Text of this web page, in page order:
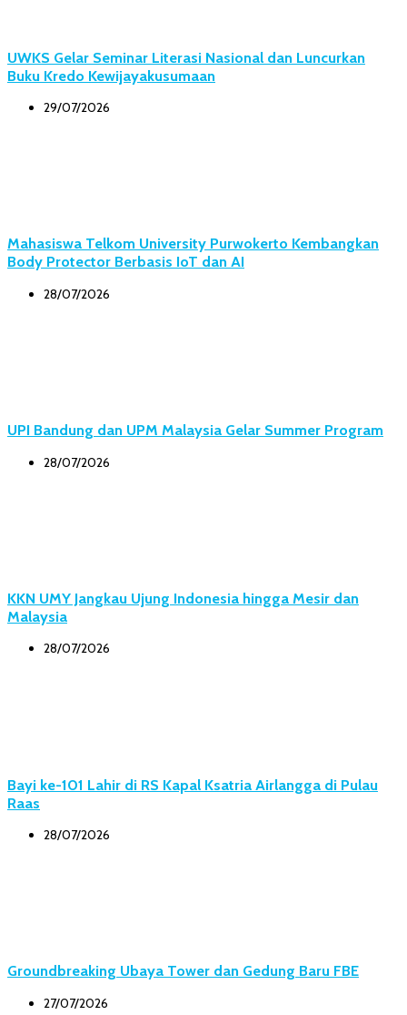
UWKS Gelar Seminar Literasi Nasional dan Luncurkan
Buku Kredo Kewijayakusumaan
29/07/2026
Mahasiswa Telkom University Purwokerto Kembangkan
Body Protector Berbasis IoT dan AI
28/07/2026
UPI Bandung dan UPM Malaysia Gelar Summer Program
28/07/2026
KKN UMY Jangkau Ujung Indonesia hingga Mesir dan
Malaysia
28/07/2026
Bayi ke-101 Lahir di RS Kapal Ksatria Airlangga di Pulau
Raas
28/07/2026
Groundbreaking Ubaya Tower dan Gedung Baru FBE
27/07/2026